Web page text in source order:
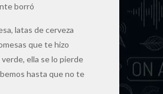
borró
latas de cerveza
que te hizo
verde, ella se lo pierde
hasta que no te